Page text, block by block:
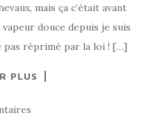
mais ça c’était avant
douce depuis je suis
pas réprimé par la loi ! […]
PLUS